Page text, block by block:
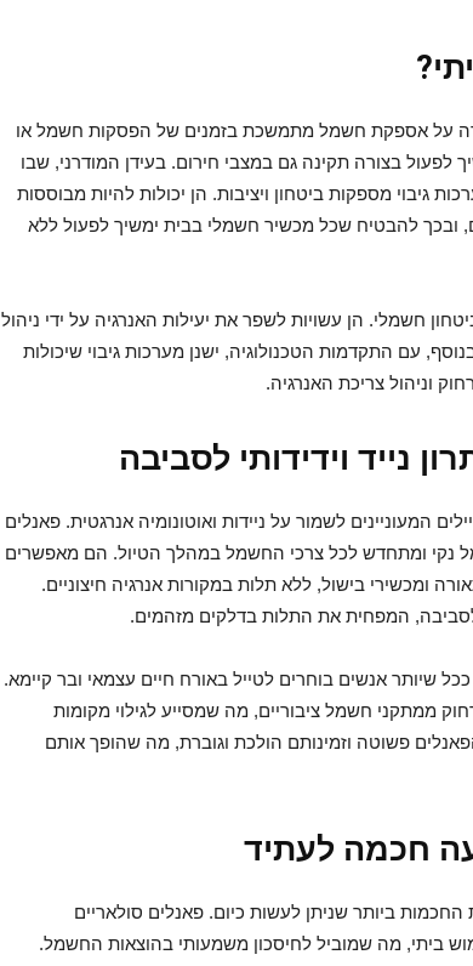
על אספקת חשמל מתמשכת בזמנים של הפסקות חשמל או
בצורה תקינה גם במצבי חירום. בעידן המודרני, שבו
גיבוי מספקות ביטחון ויציבות. הן יכולות להיות מבוססות
ובכך להבטיח שכל מכשיר חשמלי בבית ימשיך לפעול ללא
חשמלי. הן עשויות לשפר את יעילות האנרגיה על ידי ניהול
עם התקדמות הטכנולוגיה, ישנן מערכות גיבוי שיכולות
וניהול צריכת האנרגיה.
נייד וידידותי לסביבה
המעוניינים לשמור על ניידות ואוטונומיה אנרגטית. פאנלים
נקי ומתחדש לכל צרכי החשמל במהלך הטיול. הם מאפשרים
ומכשירי בישול, ללא תלות במקורות אנרגיה חיצוניים.
לסביבה, המפחית את התלות בדלקים מזהמים.
שיותר אנשים בוחרים לטייל באורח חיים עצמאי ובר קיימא.
ממתקני חשמל ציבוריים, מה שמסייע לגילוי מקומות
פשוטה וזמינותם הולכת וגוברת, מה שהופך אותם
חכמה לעתיד
ביותר שניתן לעשות כיום. פאנלים סולאריים
ביתי, מה שמוביל לחיסכון משמעותי בהוצאות החשמל.